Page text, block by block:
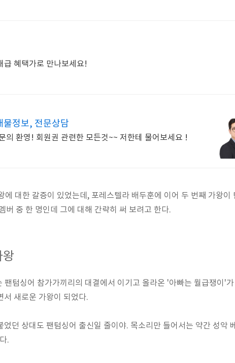
급 혜택가로 만나보세요!
물정보, 전문상담
의 환영! 회원권 관련한 모든것~~ 저한테 물어보세요 !
대한 갈증이 있었는데, 포레스텔라 배두훈에 이어 두 번째 가왕이
버 중 한 명인데 그에 대해 간략히 써 보려고 한다.
왕
텀싱어 참가가끼리의 대결에서 이기고 올라온 '아빠는 월급쟁이'
서 새로운 가왕이 되었다.
던 상대도 팬텀싱어 출신일 줄이야. 목소리만 들어서는 약간 성악
.